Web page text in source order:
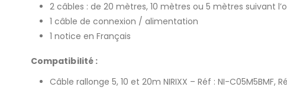
2 câbles : de 20 mètres, 10 mètres ou 5 mètres suivant
1 câble de connexion / alimentation
1 notice en Français
Compatibilité :
Câble rallonge 5, 10 et 20m NIRIXX – Réf : NI-C05M5BMF,